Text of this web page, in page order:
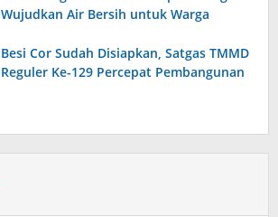
Wujudkan Air Bersih untuk Warga
Besi Cor Sudah Disiapkan, Satgas TMMD
Reguler Ke-129 Percepat Pembangunan